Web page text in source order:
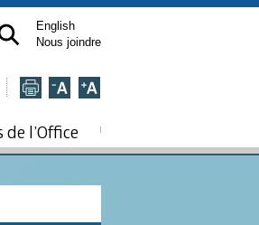
English
Nous joindre
l’Office